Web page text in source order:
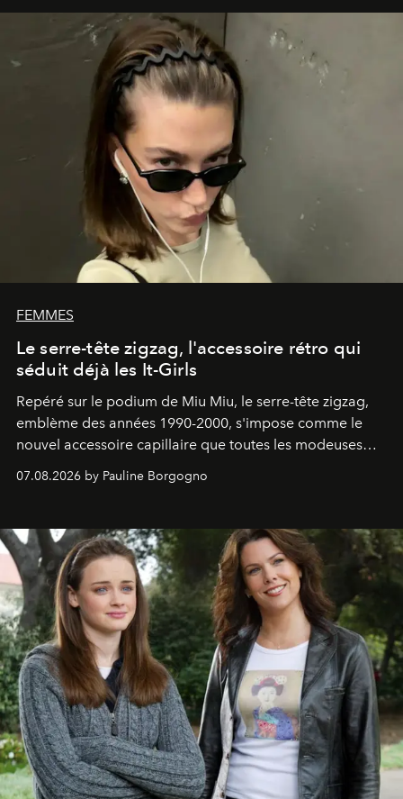
FEMMES
Le serre-tête zigzag, l'accessoire rétro qui
séduit déjà les It-Girls
Repéré sur le podium de Miu Miu, le serre-tête zigzag,
emblème des années 1990-2000, s'impose comme le
nouvel accessoire capillaire que toutes les modeuses
s'arrachent déjà.
07.08.2026 by Pauline Borgogno